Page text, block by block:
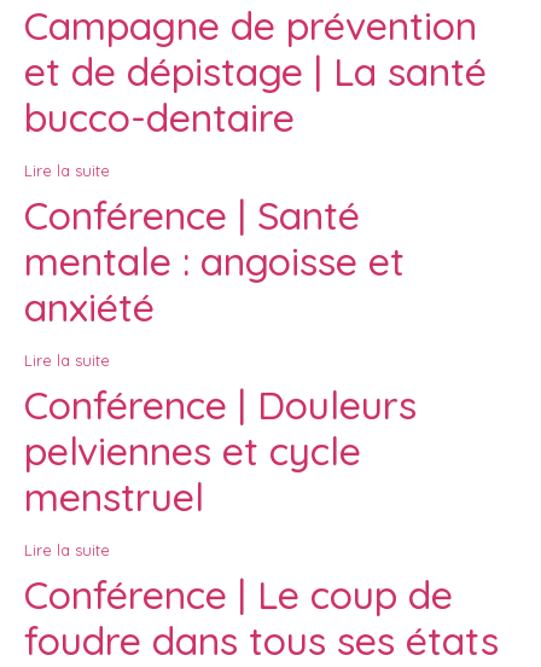
Campagne de prévention
et de dépistage | La santé
bucco-dentaire
Lire la suite
Conférence | Santé
mentale : angoisse et
anxiété
Lire la suite
Conférence | Douleurs
pelviennes et cycle
menstruel
Lire la suite
Conférence | Le coup de
foudre dans tous ses états